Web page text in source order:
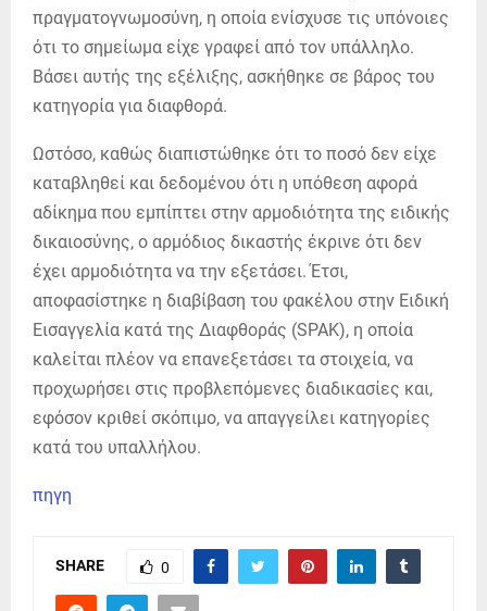
πραγματογνωμοσύνη, η οποία ενίσχυσε τις υπόνοιες
ότι το σημείωμα είχε γραφεί από τον υπάλληλο.
Βάσει αυτής της εξέλιξης, ασκήθηκε σε βάρος του
κατηγορία για διαφθορά.
Ωστόσο, καθώς διαπιστώθηκε ότι το ποσό δεν είχε
καταβληθεί και δεδομένου ότι η υπόθεση αφορά
αδίκημα που εμπίπτει στην αρμοδιότητα της ειδικής
δικαιοσύνης, ο αρμόδιος δικαστής έκρινε ότι δεν
έχει αρμοδιότητα να την εξετάσει. Έτσι,
αποφασίστηκε η διαβίβαση του φακέλου στην Ειδική
Εισαγγελία κατά της Διαφθοράς (SPAK), η οποία
καλείται πλέον να επανεξετάσει τα στοιχεία, να
προχωρήσει στις προβλεπόμενες διαδικασίες και,
εφόσον κριθεί σκόπιμο, να απαγγείλει κατηγορίες
κατά του υπαλλήλου.
πηγη
SHARE 0